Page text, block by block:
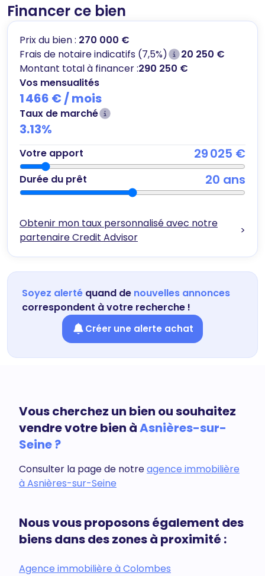
Financer ce bien
Prix du bien : 270 000 €
Frais de notaire indicatifs (7,5%)
20 250 €
Montant total à financer :290 250 €
Vos mensualités
1 466 € / mois
Taux de marché
3.13%
Votre apport 29 025 €
Durée du prêt 20 ans
Obtenir mon taux personnalisé avec notre
partenaire Credit Advisor
>
Soyez alerté quand de nouvelles annonces
correspondent à votre recherche !
Créer une alerte achat
Vous cherchez un bien ou souhaitez
vendre votre bien àAsnières-sur-
Seine ?
Consulter la page de notreagence immobilière
à Asnières-sur-Seine
Nous vous proposons également des
biens dans des zones à proximité :
Agence immobilière à Colombes